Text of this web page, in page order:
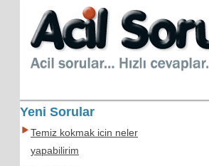
Yeni Sorular
Temiz kokmak icin neler
yapabilirim